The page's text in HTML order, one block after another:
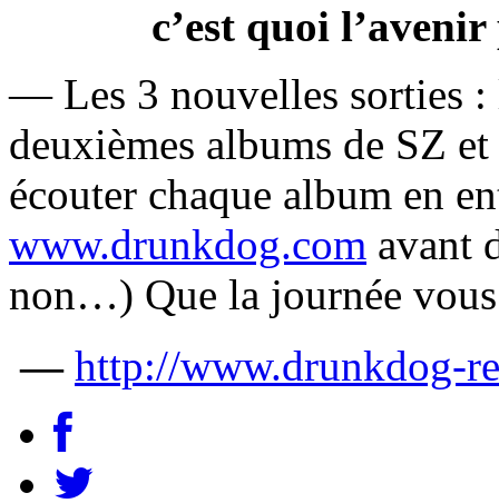
c’est quoi
— Les 3 nouvelles sorties :
deuxièmes albums de SZ
écouter chaque album en
www.drunkdog.com avant
non…) Que la journée
— http://www.drunkdog-